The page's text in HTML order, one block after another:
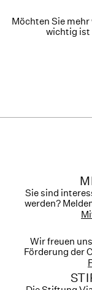
Möchten Sie
wichtig ist
Sie sind
werden?
Wir freuen
Förderung der